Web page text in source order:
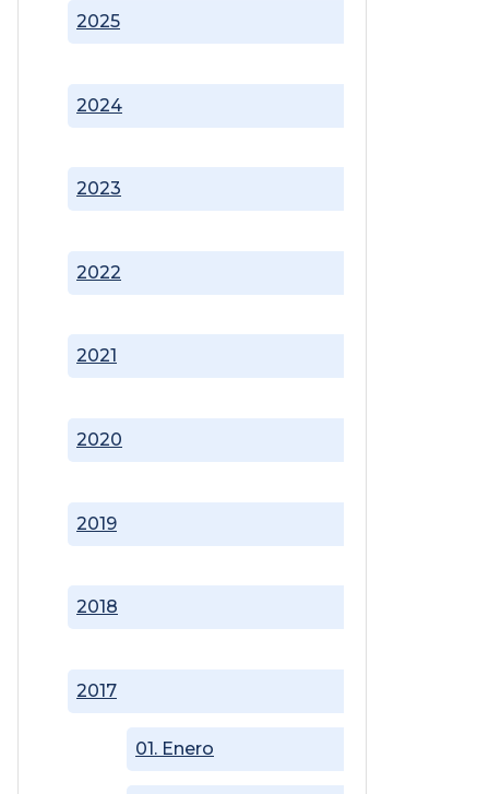
2017
01. Enero
2018
2019
2020
2021
2022
2023
2024
2025